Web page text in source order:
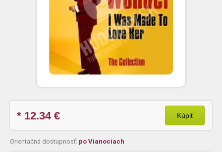
* 12.34€ Kúpiť
Orientačná dostupnosť: po Vianociach